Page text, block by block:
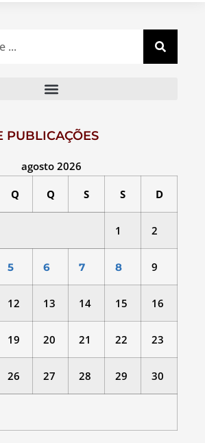
PUBLICAÇÕES
agosto 2026
Q Q S S D
1 2
5 6 7 8 9
12 13 14 15 16
19 20 21 22 23
26 27 28 29 30